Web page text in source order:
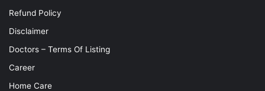
Refund Policy
Disclaimer
Doctors – Terms Of Listing
Career
Home Care